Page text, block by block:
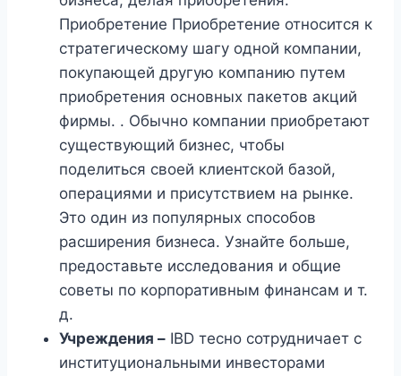
Приобретение Приобретение относится к
стратегическому шагу одной компании,
покупающей другую компанию путем
приобретения основных пакетов акций
фирмы. . Обычно компании приобретают
существующий бизнес, чтобы
поделиться своей клиентской базой,
операциями и присутствием на рынке.
Это один из популярных способов
расширения бизнеса. Узнайте больше,
предоставьте исследования и общие
советы по корпоративным финансам и т.
д.
Учреждения – IBD тесно сотрудничает с
институциональными инвесторами